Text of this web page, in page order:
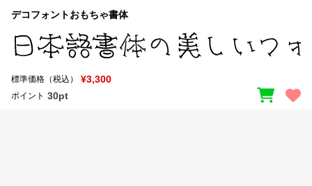
マイページ
お気に入り
宋朝体
教科書体 行書体
デコフォントおもちゃ書体
標準価格（税込） ¥3,300
ポイント 30pt